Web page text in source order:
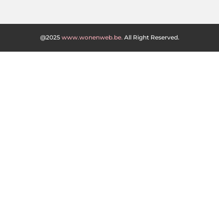
@2025 www.wonenweb.be. All Right Reserved.